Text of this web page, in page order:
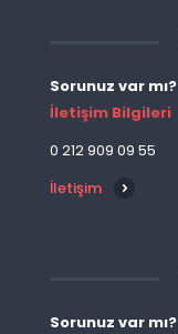
Sorunuz var mı?
İletişim Bilgileri
0 212 909 09 55
İletişim
Sorunuz var mı?